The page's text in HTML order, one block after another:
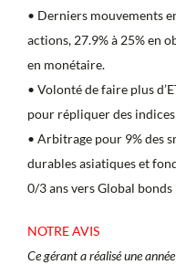
• Derniers mouvements
actions, 27.9% à 25% en
en monétaire.
• Volonté de faire plus
pour répliquer des
• Arbitrage pour 9% des
durables asiatiques et
0/3 ans vers Global bonds
NOTRE AVIS
Ce gérant a réalisé une